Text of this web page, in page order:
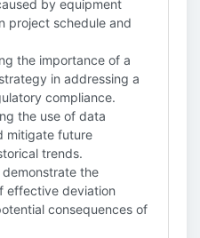
by equipment
project schedule and
the importance of a
in addressing a
compliance.
the use of data
mitigate future
trends.
the
effective deviation
consequences of